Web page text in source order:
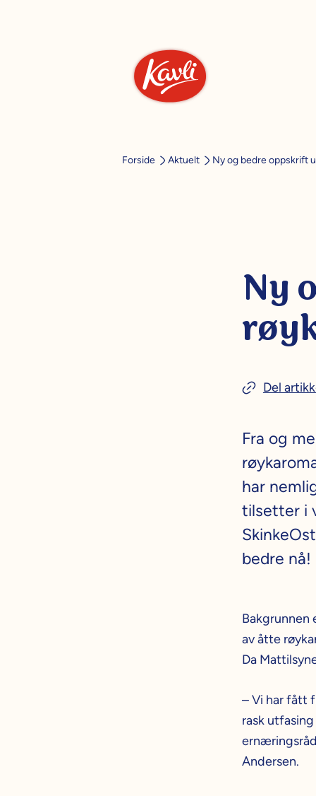
Forside Aktuelt Ny og bedre oppskrift
Ny
Del
Fra og
har
tilsetter i
bedre nå!
Bakgrunnen
av åtte
Da
– Vi har fått
rask
Andersen.